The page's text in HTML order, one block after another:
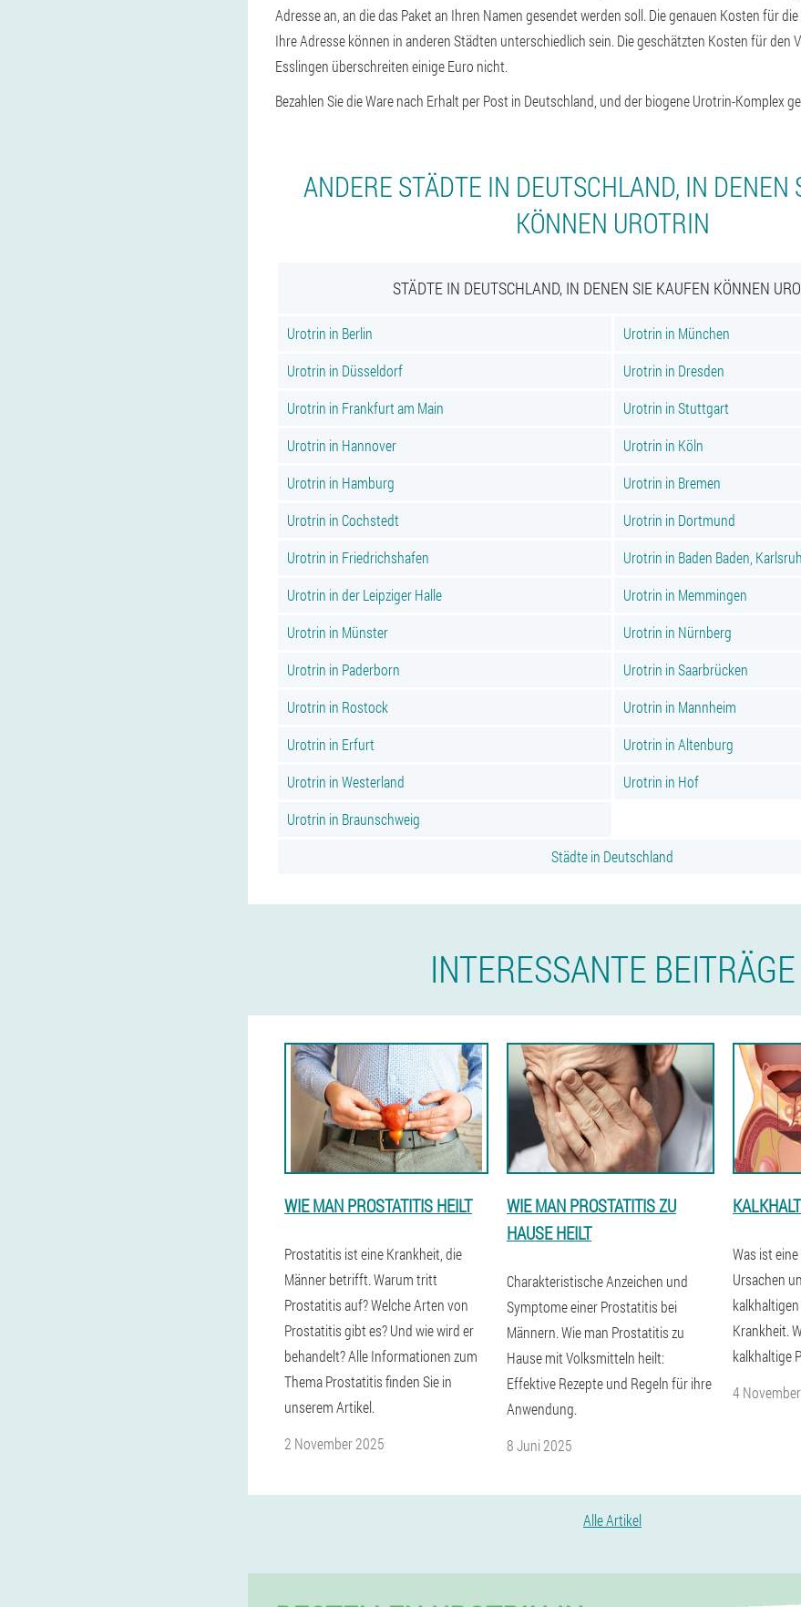
Adresse an, an die das Paket an Ihren Namen gesendet werden soll. Die genauen Kosten für
Ihre Adresse können in anderen Städten unterschiedlich sein. Die geschätzten Kosten für den
Esslingen überschreiten einige Euro nicht.
Bezahlen Sie die Ware nach Erhalt per Post in Deutschland, und der biogene Urotrin-Komplex
ANDERE STÄDTE IN DEUTSCHLAND, IN DENEN
KÖNNEN UROTRIN
STÄDTE IN DEUTSCHLAND, IN DENEN SIE KAUFEN KÖNNEN
Urotrin in Berlin
Urotrin in München
Urotrin in Düsseldorf
Urotrin in Dresden
Urotrin in Frankfurt am Main
Urotrin in Stuttgart
Urotrin in Hannover
Urotrin in Köln
Urotrin in Hamburg
Urotrin in Bremen
Urotrin in Cochstedt
Urotrin in Dortmund
Urotrin in Friedrichshafen
Urotrin in Baden Baden,
Urotrin in der Leipziger Halle
Urotrin in Memmingen
Urotrin in Münster
Urotrin in Nürnberg
Urotrin in Paderborn
Urotrin in Saarbrücken
Urotrin in Rostock
Urotrin in Mannheim
Urotrin in Erfurt
Urotrin in Altenburg
Urotrin in Westerland
Urotrin in Hof
Urotrin in Braunschweig
Städte in Deutschland
INTERESSANTE BEITRÄGE
WIE MAN PROSTATITIS HEILT
Prostatitis ist eine Krankheit, die
Männer betrifft. Warum tritt
Prostatitis auf? Welche Arten von
Prostatitis gibt es? Und wie wird er
behandelt? Alle Informationen zum
Thema Prostatitis finden Sie in
unserem Artikel.
2 November 2025
WIE MAN PROSTATITIS ZU
HAUSE HEILT
Charakteristische Anzeichen und
Symptome einer Prostatitis bei
Männern. Wie man Prostatitis zu
Hause mit Volksmitteln heilt:
Effektive Rezepte und Regeln für ihre
Anwendung.
8 Juni 2025
Was ist
Ursachen
Krankheit.
kalkhaltige
4
Alle Artikel